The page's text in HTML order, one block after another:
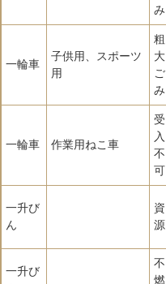
み
一輪車
子供用、スポーツ
用
粗
大
ご
み
一輪車 作業用ねこ車
受
入
不
可
一升び
ん
資
源
一升び
不
燃